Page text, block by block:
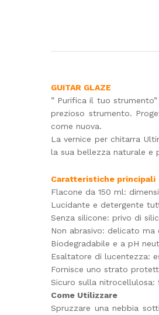
GUITAR GLAZE
” Purifica il tuo
prezioso strumento.
come nuova.
La vernice per chitarra
la sua bellezza naturale e
Caratteristiche principali
Flacone da 150 ml:
Lucidante e detergente
Senza silicone: privo di
Non abrasivo: delicato
Biodegradabile e a pH
Esaltatore di lucentezza:
Fornisce uno strato
Sicuro sulla
Come Utilizzare
Spruzzare una nebbia